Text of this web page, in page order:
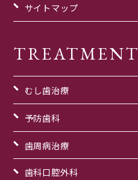
サイトマップ
TREATMENT
むし歯治療
予防歯科
歯周病治療
歯科口腔外科